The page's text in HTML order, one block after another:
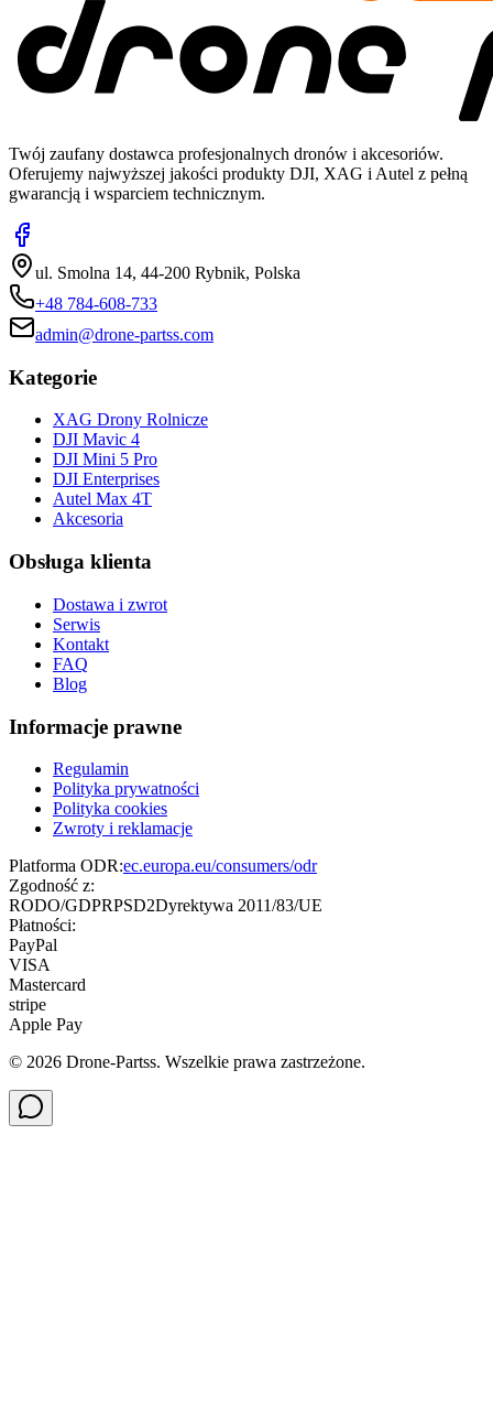
Twój zaufany dostawca profesjonalnych dronów i akcesoriów.
Oferujemy najwyższej jakości produkty DJI, XAG i Autel z pełną
gwarancją i wsparciem technicznym.
ul. Smolna 14, 44-200 Rybnik, Polska
+48 784-608-733
admin@drone-partss.com
Kategorie
XAG Drony Rolnicze
DJI Mavic 4
DJI Mini 5 Pro
DJI Enterprises
Autel Max 4T
Akcesoria
Obsługa klienta
Dostawa i zwrot
Serwis
Kontakt
FAQ
Blog
Informacje prawne
Regulamin
Polityka prywatności
Polityka cookies
Zwroty i reklamacje
Platforma ODR:ec.europa.eu/consumers/odr
Zgodność z:
RODO/GDPRPSD2Dyrektywa 2011/83/UE
Płatności:
PayPal
VISA
Mastercard
stripe
Apple Pay
© 2026 Drone-Partss. Wszelkie prawa zastrzeżone.